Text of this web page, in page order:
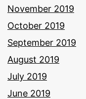
November 2019
October 2019
September 2019
August 2019
July 2019
June 2019